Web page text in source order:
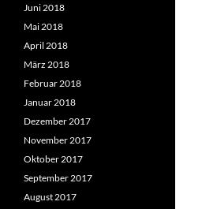
Juni 2018
Mai 2018
April 2018
März 2018
Februar 2018
Januar 2018
Dezember 2017
November 2017
Oktober 2017
September 2017
August 2017